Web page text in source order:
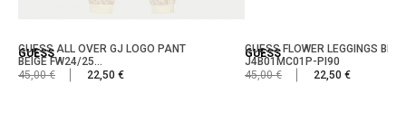
GUESS
GUESS ALL OVER GJ LOGO PANT
BEIGE FW24/25...
45,00 €
22,50 €
GUESS
GUESS FLOWER LEGGINGS
J4B01MC01P-PI90
45,00 €
22,50 €